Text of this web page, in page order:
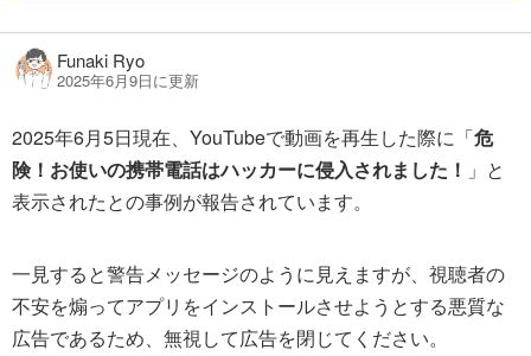
Funaki Ryo
2025年6月9日に更新
2025年6月5日現在、YouTubeで動画を再生した際に「危
険！お使いの携帯電話はハッカーに侵入されました！ 」と
表示されたとの事例が報告されています。
一見すると警告メッセージのように見えますが、視聴者の
不安を煽ってアプリをインストールさせようとする悪質な
広告であるため、無視して広告を閉じてください。